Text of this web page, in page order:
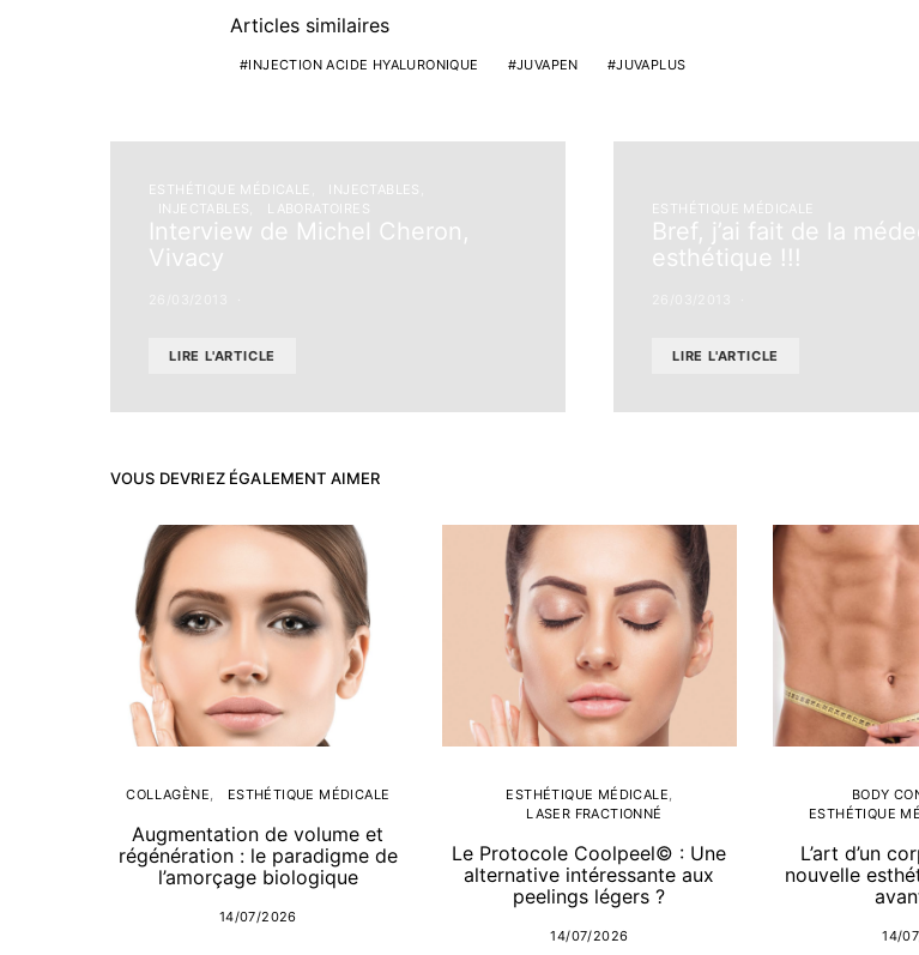
Articles similaires
INJECTION ACIDE HYALURONIQUE JUVAPEN JUVAPLUS
ESTHÉTIQUE MÉDICALE
INJECTABLES
INJECTABLES
LABORATOIRES
Interview de Michel Cheron,
Vivacy
LIRE L'ARTICLE
ESTHÉTIQUE MÉDICALE
Bref, j’ai fait de la
esthétique !!!
LIRE L'ARTICLE
VOUS DEVRIEZ ÉGALEMENT AIMER
COLLAGÈNE ESTHÉTIQUE MÉDICALE
Augmentation de volume et
régénération : le paradigme de
l’amorçage biologique
14/07/2026
ESTHÉTIQUE MÉDICALE
LASER FRACTIONNÉ
Le Protocole Coolpeel© : Une
alternative intéressante aux
peelings légers ?
14/07/2026
BODY
ESTHÉTIQUE
L’art d’un
nouvelle
14/